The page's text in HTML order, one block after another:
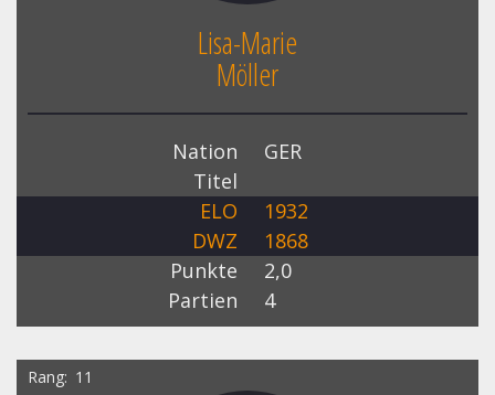
Lisa-Marie
Möller
Nation
GER
Titel
ELO
1932
DWZ
1868
Punkte
2,0
Partien
4
Rang 11